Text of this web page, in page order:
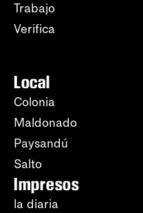
Trabajo
Verifica
Local
Colonia
Maldonado
Paysandú
Salto
Impresos
la diaria